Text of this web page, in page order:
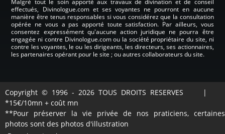
Malgré tout le soin apporté aux travaux de divination et de conseil
effectués, Divinologue.com et ses voyantes ne pourront en aucune
manière être tenus responsables si vous considérez que la consultation
opérée ne vous a pas apporté toute satisfaction. Par ailleurs, vous
consentez expressément qu'aucune action juridique ne pourra être
engagée ni contre Divinologue.com ou la société propriétaire du site, ni
contre les voyantes, le ou les dirigeants, les directeurs, ses actionnaires,
les partenaires opérant pour le site ; ou autres collaborateurs du site.
Copyright © 1996 - 2026 TOUS DROITS RESERVES |
*15€/10mn + coût mn
**Pour préserver la vie privée de nos praticiens, certaines
photos sont des photos d'illustration